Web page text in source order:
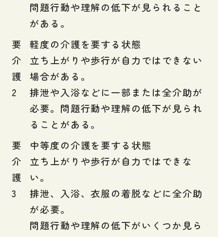
問題行動や理解の低下が見られること
がある。
要
介
護
2
軽度の介護を要する状態
立ち上がりや歩行が自力ではできない
場合がある。
排泄や入浴などに一部または全介助が
必要。問題行動や理解の低下が見られ
ることがある。
要
介
護
3
中等度の介護を要する状態
立ち上がりや歩行が自力ではできな
い。
排泄、入浴、衣服の着脱などに全介助
が必要。
問題行動や理解の低下がいくつか見ら